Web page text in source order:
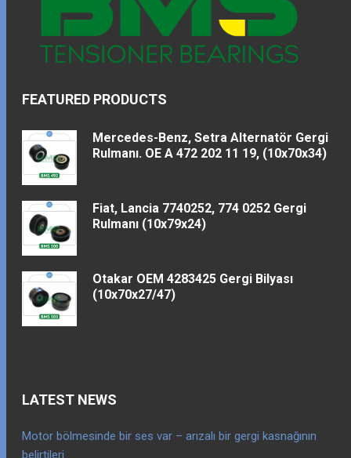
FEATURED PRODUCTS
Mercedes-Benz, Setra Alternatör Gergi
Rulmanı. OE A 472 202 11 19, (10x70x34)
Fiat, Lancia 7740252, 774 0252 Gergi
Rulmanı (10x79x24)
Otakar OEM 4283425 Gergi Bilyası
(10x70x27/47)
LATEST NEWS
Motor bölmesinde bir ses var – arızalı bir gergi kasnağının
belirtileri